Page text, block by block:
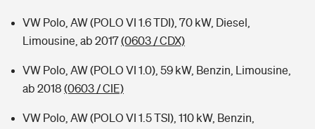
VW Polo, AW (POLO VI 1.6 TDI), 70 kW, Diesel,
Limousine, ab 2017(0603 / CDX)
VW Polo, AW (POLO VI 1.0), 59 kW, Benzin, Limousine,
ab 2018 (0603 / CIE)
VW Polo, AW (POLO VI 1.5 TSI), 110 kW, Benzin,